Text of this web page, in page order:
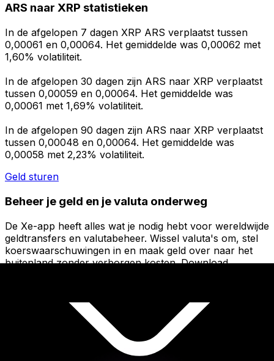
ARS naar XRP statistieken
In de afgelopen 7 dagen XRP ARS verplaatst tussen
0,00061 en 0,00064. Het gemiddelde was 0,00062 met
1,60% volatiliteit.
In de afgelopen 30 dagen zijn ARS naar XRP verplaatst
tussen 0,00059 en 0,00064. Het gemiddelde was
0,00061 met 1,69% volatiliteit.
In de afgelopen 90 dagen zijn ARS naar XRP verplaatst
tussen 0,00048 en 0,00064. Het gemiddelde was
0,00058 met 2,23% volatiliteit.
Geld sturen
Beheer je geld en je valuta onderweg
De Xe-app heeft alles wat je nodig hebt voor wereldwijde
geldtransfers en valutabeheer. Wissel valuta's om, stel
koerswaarschuwingen in en maak geld over naar het
buitenland zonder verborgen kosten. Download